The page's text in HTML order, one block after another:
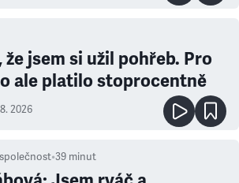
jsem si užil pohřeb. Pro
ale platilo stoprocentně
2026
•39 minut